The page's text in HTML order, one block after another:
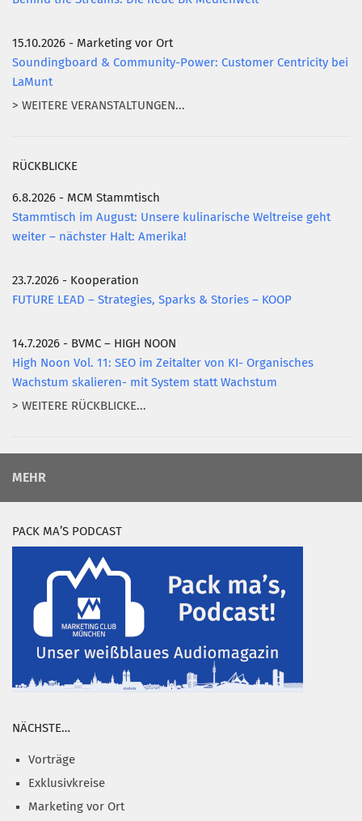
15.10.2026 - Marketing vor Ort
Soundingboard & Community-Power: Customer Centricity bei
LaMunt
> WEITERE VERANSTALTUNGEN...
RÜCKBLICKE
6.8.2026 - MCM Stammtisch
Stammtisch im August: Unsere kulinarische Weltreise geht
weiter – nächster Halt: Amerika!
23.7.2026 - Kooperation
FUTURE LEAD – Strategies, Sparks & Stories – KOOP
14.7.2026 - BVMC – HIGH NOON
High Noon Vol. 11: SEO im Zeitalter von KI- Organisches
Wachstum skalieren- mit System statt Wachstum
> WEITERE RÜCKBLICKE...
MEHR
PACK MA’S PODCAST
NÄCHSTE…
Vorträge
Exklusivkreise
Marketing vor Ort